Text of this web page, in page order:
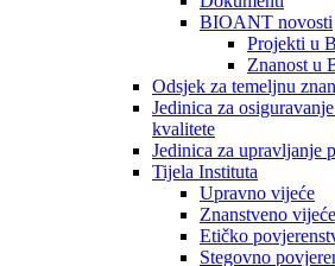
BIOANT novosti
Projekti u
Znanost u
Odsjek za temeljnu
Jedinica za
kvalitete
Jedinica za upravljanje
Tijela Instituta
Upravno vijeće
Znanstveno vijeće
Etičko
Stegovno